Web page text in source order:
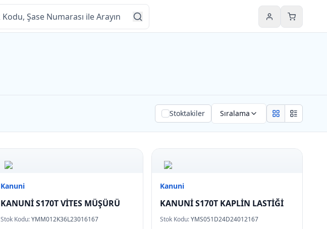
HesabımSepetim
Stoktakiler Sıralama Grid viewList view
Kanuni
KANUNİ S170T VİTES MÜŞÜRÜ
Stok Kodu:YMM012K36L23016167
Kanuni
KANUNİ S170T KAPLİN LASTİĞİ
Stok Kodu:YMS051D24D24012167